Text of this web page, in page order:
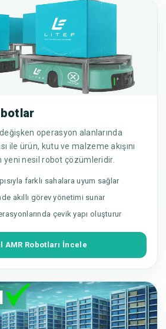
operasyon alanlarında
ile ürün, kutu ve malzeme akışını
yeni nesil robot çözümleridir.
farklı sahalara uyum sağlar
akıllı görev yönetimi sunar
çevik yapı oluşturur
AMR Robotları İncele